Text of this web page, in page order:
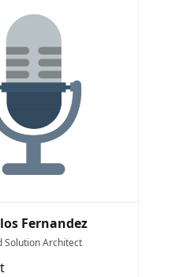
Fernandez
Solution Architect